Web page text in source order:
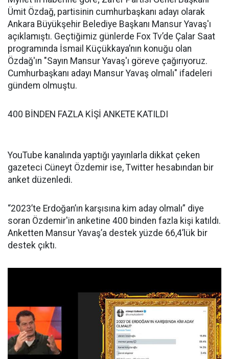
Ümit Özdağ, partisinin cumhurbaşkanı adayı olarak
Ankara Büyükşehir Belediye Başkanı Mansur Yavaş'ı
açıklamıştı. Geçtiğimiz günlerde Fox Tv’de Çalar Saat
programında İsmail Küçükkaya’nın konuğu olan
Özdağ'ın "Sayın Mansur Yavaş'ı göreve çağırıyoruz.
Cumhurbaşkanı adayı Mansur Yavaş olmalı" ifadeleri
gündem olmuştu.
400 BİNDEN FAZLA KİŞİ ANKETE KATILDI
YouTube kanalında yaptığı yayınlarla dikkat çeken
gazeteci Cüneyt Özdemir ise, Twitter hesabından bir
anket düzenledi.
“2023’te Erdoğan’ın karşısına kim aday olmalı” diye
soran Özdemir'in anketine 400 binden fazla kişi katıldı.
Anketten Mansur Yavaş’a destek yüzde 66,4’lük bir
destek çıktı.